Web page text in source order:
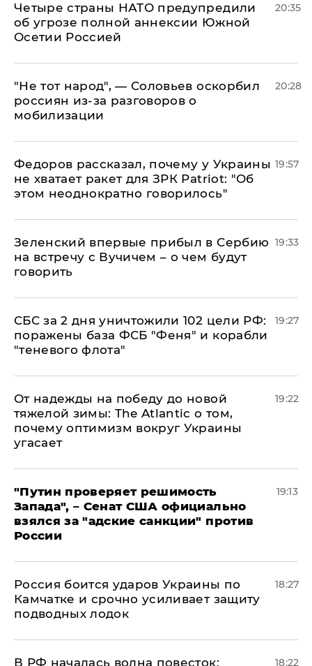
Четыре страны НАТО предупредили
об угрозе полной аннексии Южной
Осетии Россией
20:35
​"Не тот народ", — Соловьев оскорбил
россиян из-за разговоров о
мобилизации
20:28
Федоров рассказал, почему у Украины
не хватает ракет для ЗРК Patriot: "Об
этом неоднократно говорилось"
19:57
Зеленский впервые прибыл в Сербию
на встречу с Вучичем – о чем будут
говорить
19:33
СБС за 2 дня уничтожили 102 цели РФ:
поражены база ФСБ "Феня" и корабли
"теневого флота"
19:27
От надежды на победу до новой
тяжелой зимы: The Atlantic о том,
почему оптимизм вокруг Украины
угасает
19:22
"Путин проверяет решимость
Запада", – Сенат США официально
взялся за "адские санкции" против
России
19:13
Россия боится ударов Украины по
Камчатке и срочно усиливает защиту
подводных лодок
18:27
​В РФ началась волна повесток: 18:22